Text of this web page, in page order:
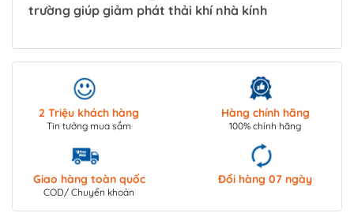
trường giúp giảm phát thải khí nhà kính
2 Triệu khách hàng
Tin tưởng mua sắm
Hàng chính hãng
100% chính hãng
Giao hàng toàn quốc
COD/ Chuyển khoản
Đổi hàng 07 ngày